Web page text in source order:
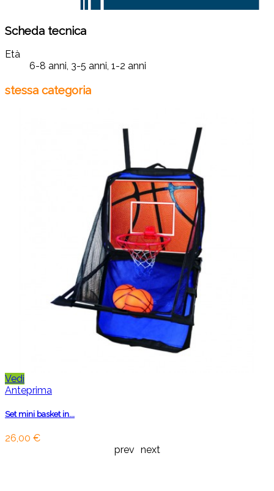
Scheda tecnica
Età
6-8 anni, 3-5 anni, 1-2 anni
stessa categoria
Vedi
Anteprima
Set mini basket in...
26,00 €
prev next